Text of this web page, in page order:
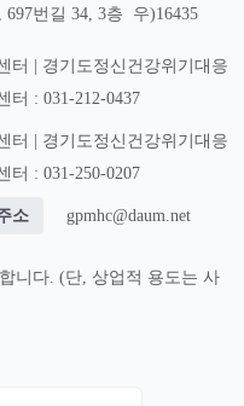
번길 34, 3층 우)16435
터 | 경기도정신건강위기대응
터 : 031-212-0437
터 | 경기도정신건강위기대응
터 : 031-250-0207
소 gpmhc@daum.net
니다. (단, 상업적 용도는 사